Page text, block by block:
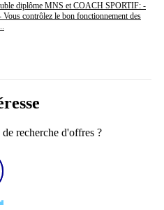
diplôme MNS et COACH SPORTIF: -
Vous contrôlez le bon fonctionnement des
recherche d'offres ?